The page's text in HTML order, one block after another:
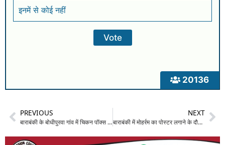
20136
इनमें से कोई नहीं
PREVIOUS
बाराबंकी के बोधीपुरवा गांव में चिकन पॉक्स का प्रकोप: महिलाओं बच्चों समेत डेढ़ दर्जन लोग संक्रमित, स्वास्थ्य विभाग अलर्ट
NEXT
बाराबंकी में मोहर्रम का पोस्टर लगाने के दौरान विवाद: युवक ने दरोगा पर गाली-गलौज और अभद्रता का लगाया आरोप; वीडियो वायरल होने से मचा हड़कंप